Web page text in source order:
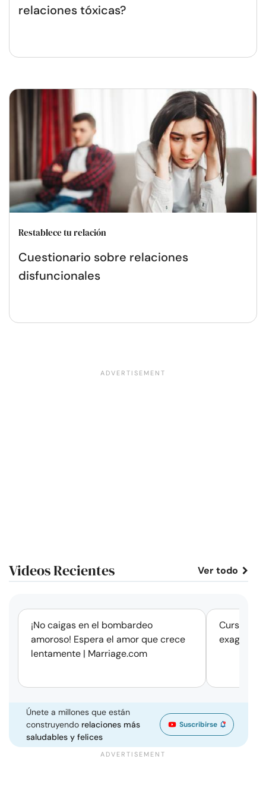
relaciones tóxicas?
Restablece tu relación
Cuestionario sobre relaciones
disfuncionales
Videos Recientes Ver todo
¡No caigas en el bombardeo
amoroso! Espera el amor que crece
lentamente | Marriage.com
Cursos
Únete a millones que están
construyendo relaciones más
saludables y felices
Suscribirse